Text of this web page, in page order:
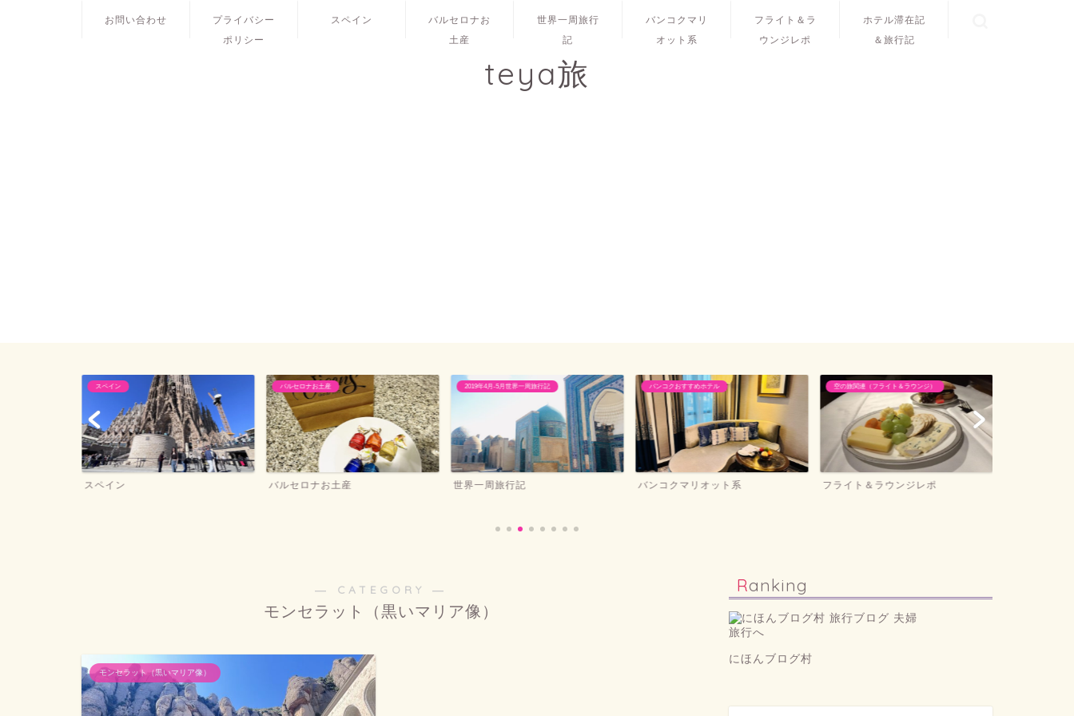
お問い合わせ
プライバシー
ポリシー
スペイン
バルセロナお
土産
世界一周旅行
記
バンコクマリ
オット系
フライト＆ラ
ウンジレポ
ホテル滞在記
＆旅行記
teya旅
スペイン
スペイン
バルセロナお土産
バルセロナお土産
2019年4月-5月世界一周旅行記
世界一周旅行記
バンコクおすすめホテル
バンコクマリオット系
空の旅関連（フライト＆ラウンジ）
フライト＆ラウンジレポ
― CATEGORY ―
モンセラット（黒いマリア像）
モンセラット（黒いマリア像）
Ranking
にほんブログ村